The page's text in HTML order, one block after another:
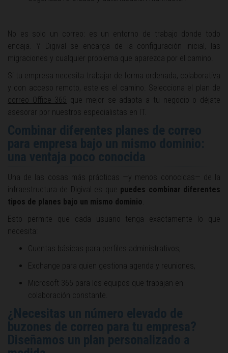
No es solo un correo: es un entorno de trabajo donde todo
encaja. Y Digival se encarga de la configuración inicial, las
migraciones y cualquier problema que aparezca por el camino.
Si tu empresa necesita trabajar de forma ordenada, colaborativa
y con acceso remoto, este es el camino. Selecciona el plan de
correo Office 365 que mejor se adapta a tu negocio o déjate
asesorar por nuestros especialistas en IT.
Una de las cosas más prácticas —y menos conocidas— de la
infraestructura de Digival es que puedes combinar diferentes
tipos de planes bajo un mismo dominio
Esto permite que cada usuario tenga exactamente lo que
necesita:
Cuentas básicas para perfiles administrativos,
Exchange para quien gestiona agenda y reuniones,
Microsoft 365 para los equipos que trabajan en
colaboración constante.